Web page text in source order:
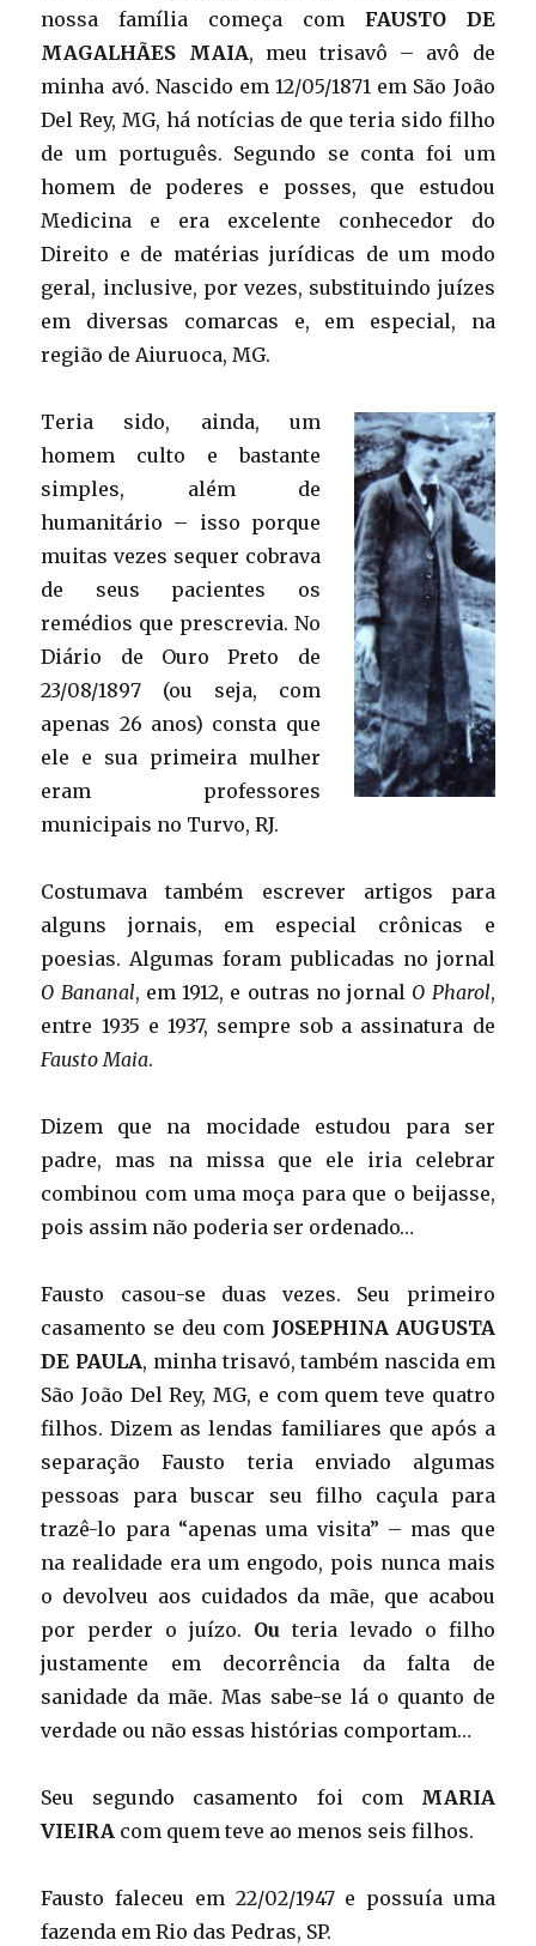
nossa família começa com FAUSTO DE
MAGALHÃES MAIA, meu trisavô – avô de
minha avó. Nascido em 12/05/1871 em São João
Del Rey, MG, há notícias de que teria sido filho
de um português. Segundo se conta foi um
homem de poderes e posses, que estudou
Medicina e era excelente conhecedor do
Direito e de matérias jurídicas de um modo
geral, inclusive, por vezes, substituindo juízes
em diversas comarcas e, em especial, na
região de Aiuruoca, MG.
Teria sido, ainda, um
homem culto e bastante
simples, além de
humanitário – isso porque
muitas vezes sequer cobrava
de seus pacientes os
remédios que prescrevia. No
Diário de Ouro Preto de
23/08/1897 (ou seja, com
apenas 26 anos) consta que
ele e sua primeira mulher
eram professores
municipais no Turvo, RJ.
Costumava também escrever artigos para
alguns jornais, em especial crônicas e
poesias. Algumas foram publicadas no jornal
O Bananal, em 1912, e outras no jornal O Pharol,
entre 1935 e 1937, sempre sob a assinatura de
Fausto Maia.
Dizem que na mocidade estudou para ser
padre, mas na missa que ele iria celebrar
combinou com uma moça para que o beijasse,
pois assim não poderia ser ordenado…
Fausto casou-se duas vezes. Seu primeiro
casamento se deu com JOSEPHINA AUGUSTA
DE PAULA, minha trisavó, também nascida em
São João Del Rey, MG, e com quem teve quatro
filhos. Dizem as lendas familiares que após a
separação Fausto teria enviado algumas
pessoas para buscar seu filho caçula para
trazê-lo para “apenas uma visita” – mas que
na realidade era um engodo, pois nunca mais
o devolveu aos cuidados da mãe, que acabou
por perder o juízo. Ou teria levado o filho
justamente em decorrência da falta de
sanidade da mãe. Mas sabe-se lá o quanto de
verdade ou não essas histórias comportam…
Seu segundo casamento foi com MARIA
VIEIRA com quem teve ao menos seis filhos.
Fausto faleceu em 22/02/1947 e possuía uma
fazenda em Rio das Pedras, SP.